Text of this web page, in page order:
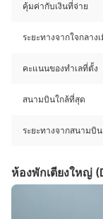
คุ้มค่ากับเงินที่จ่าย
ระยะทางจากใจกลางเ
คะแนนของทำเลที่ตั้ง
สนามบินใกล้ที่สุด
ระยะทางจากสนามบิน
ห้องพักเตียงใหญ่